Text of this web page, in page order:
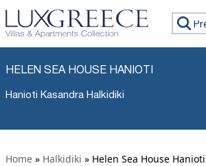
Tražiti:
HELEN SEA HOUSE HANIOTI
Hanioti Kasandra Halkidiki
Home » Halkidiki » Helen Sea House Hanioti